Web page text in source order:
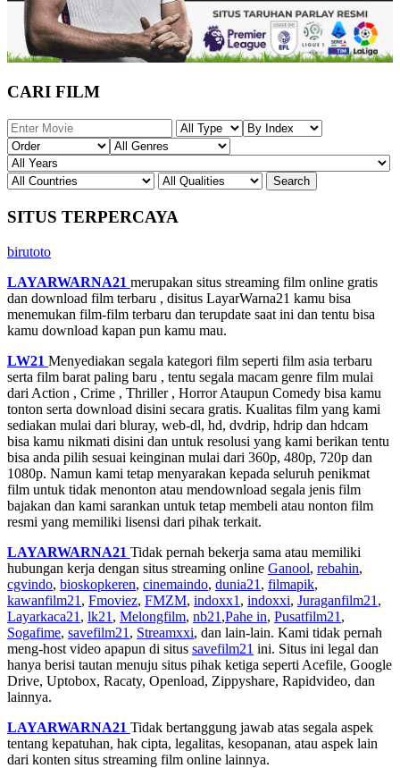
CARI FILM
SITUS TERPERCAYA
birutoto
LAYARWARNA21 merupakan situs streaming film online gratis
dan download film terbaru , disitus LayarWarna21 kamu bisa
menemukan film-film terbaru dan terupdate saat ini dan tentu bisa
kamu download kapan pun kamu mau.
LW21 Menyediakan segala kategori film seperti film asia terbaru
serta film barat paling baru , tentu segala macam genre film mulai
dari Action , Crime , Thriller , Horror Ataupun Comedy bisa kamu
tonton serta download disini secara gratis. Kualitas film yang kami
sediakan mulai dari bluray, web-dl, hd, dvdrip, hdrip dan hdcam
bisa kamu nikmati disini dan untuk resolusi yang kami berikan tentu
bisa anda pilih sesuai keinginan mulai dari 360p, 480p, 720p dan
1080p. Namun kami tetap menyarakan kepada seluruh penikmat
film untuk tidak menonton atau mendownload segala jenis film
bajakan dan kami sarankan untuk tetap membeli atau nonton film
resmi yang memiliki lisensi dari pihak terkait.
LAYARWARNA21 Tidak pernah bekerja sama atau memiliki
hubungan kerja dengan situs streaming online Ganool, rebahin,
cgvindo, bioskopkeren, cinemaindo, dunia21 , filmapik,
kawanfilm21 , Fmoviez, FMZM, indoxx1 , indoxxi, Juraganfilm21 ,
Layarkaca21 , lk21 , Melongfilm, nb21 ,Pahe in, Pusatfilm21 ,
Sogafime, savefilm21 , Streamxxi, dan lain-lain. Kami tidak pernah
meng-host video apapun di situs savefilm21 ini. Situs ini legal dan
hanya berisi tautan menuju situs pihak ketiga seperti Acefile, Google
Drive, Uptobox, Racaty, Openload, Zippyshare, Rapidvideo, dan
lainnya.
LAYARWARNA21 Tidak bertanggung jawab atas segala aspek
tentang kepatuhan, hak cipta, legalitas, kesopanan, atau aspek lain
dari konten situs streaming film online lainnya.